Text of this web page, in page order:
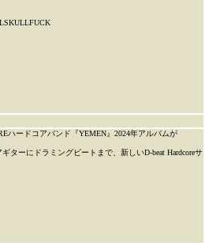
ハードコアバンド『YEMEN』2024年アルバムが
ターにドラミングビートまで、新しいD-beat Hardcoreサ